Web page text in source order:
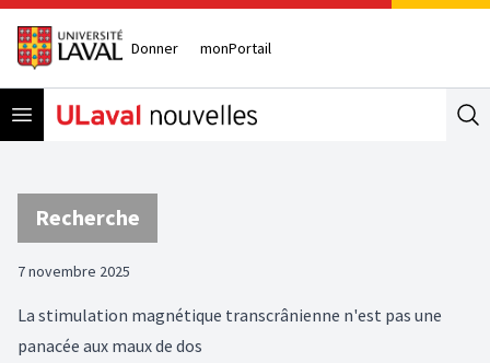
Donner monPortail
Open menu
Recherche
7 novembre 2025
La stimulation magnétique transcrânienne n'est pas une
panacée aux maux de dos